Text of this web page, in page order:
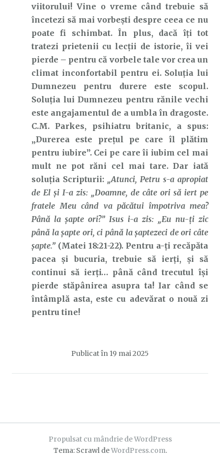
viitorului! Vine o vreme când trebuie să
încetezi să mai vorbești despre ceea ce nu
poate fi schimbat. În plus, dacă îți tot
tratezi prietenii cu lecții de istorie, îi vei
pierde – pentru că vorbele tale vor crea un
climat inconfortabil pentru ei. Soluția lui
Dumnezeu pentru durere este scopul.
Soluția lui Dumnezeu pentru rănile vechi
este angajamentul de a umbla în dragoste.
C.M. Parkes, psihiatru britanic, a spus:
„Durerea este prețul pe care îl plătim
pentru iubire”. Cei pe care îi iubim cel mai
mult ne pot răni cel mai tare. Dar iată
soluția Scripturii: „Atunci, Petru s-a apropiat
de El şi I-a zis: „Doamne, de câte ori să iert pe
fratele Meu când va păcătui împotriva mea?
Până la şapte ori?” Isus i-a zis: „Eu nu-ţi zic
până la şapte ori, ci până la şaptezeci de ori câte
şapte.” (Matei 18:21-22). Pentru a-ți recăpăta
pacea și bucuria, trebuie să ierți, și să
continui să ierți… până când trecutul își
pierde stăpânirea asupra ta! Iar când se
întâmplă asta, este cu adevărat o nouă zi
pentru tine!
Publicat în 19 mai 2025
Propulsat cu mândrie de WordPress
Tema: Scrawl deWordPress.com.